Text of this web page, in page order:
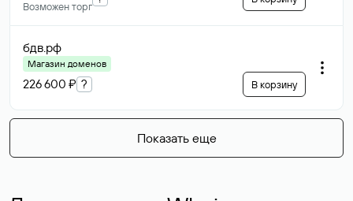
Возможен торг
бдв.рф
Магазин доменов
226 600 ₽ ? В корзину
Показать еще